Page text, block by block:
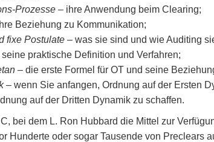
Prozesse – ihre Anwendung beim Clearing;
Beziehung zu Kommunikation;
fixe Postulate – was sie sind und wie Auditing
praktische Definition und Verfahren;
– die erste Formel für OT und seine
– wenn Sie anfangen, Ordnung auf der Ersten
auf der Dritten Dynamik zu schaffen.
bei dem L. Ron Hubbard die Mittel zur
Hunderte oder sogar Tausende von Preclears